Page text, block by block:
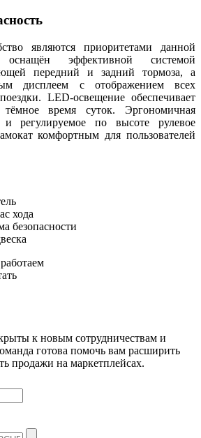
являются приоритетами данной
эффективной системой
передний и задний тормоза, а
дисплеем с отображением всех
LED-освещение обеспечивает
время суток. Эргономичная
регулируемое по высоте рулевое
комфортным для пользователей
хода
безопасности
к новым сотрудничествам и
готова помочь вам расширить
продажи на маркетплейсах.